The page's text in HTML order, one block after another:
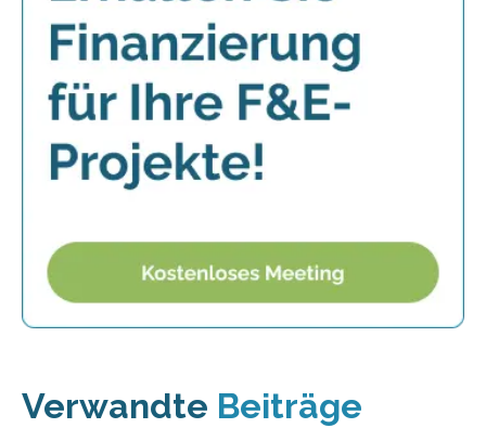
Verwandte Beiträge